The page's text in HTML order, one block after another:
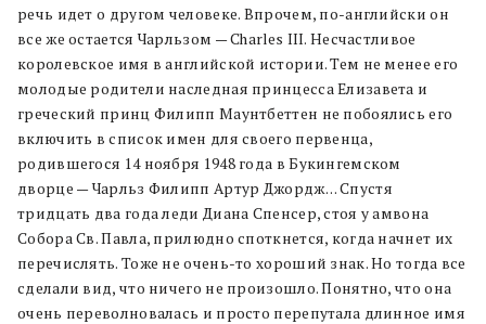
речь идет о другом человеке. Впрочем, по-английски он
все же остается Чарльзом — Charles III. Несчастливое
королевское имя в английской истории. Тем не менее его
молодые родители наследная принцесса Елизавета и
греческий принц Филипп Маунтбеттен не побоялись его
включить в список имен для своего первенца,
родившегося 14 ноября 1948 года в Букингемском
дворце — Чарльз Филипп Артур Джордж… Спустя
тридцать два года леди Диана Спенсер, стоя у амвона
Собора Св. Павла, прилюдно споткнется, когда начнет их
перечислять. Тоже не очень-то хороший знак. Но тогда все
сделали вид, что ничего не произошло. Понятно, что она
очень переволновалась и просто перепутала длинное имя